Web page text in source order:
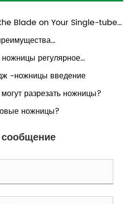
Blade on Your Single-tube
Need New Shears?
ножниц садоводства?
регулярное
-ножницы введение
разрезать ножницы?
ножницы?